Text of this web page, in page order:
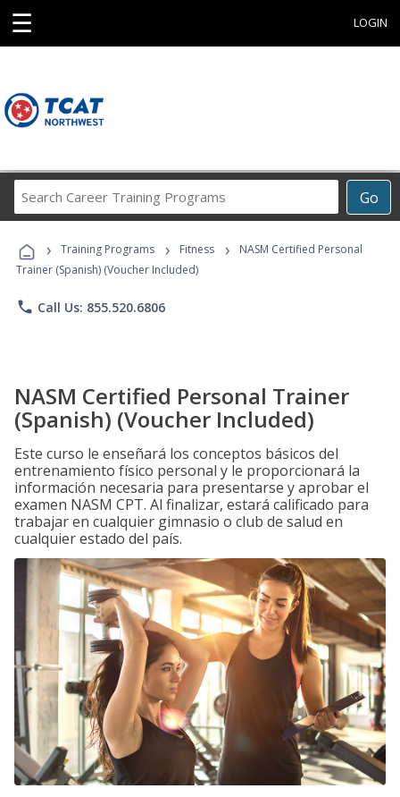
☰ LOGIN
Go
Career
Programs
› Training Programs › Fitness ›
NASM Certified Personal
Trainer (Spanish) (Voucher Included)
phone Call Us: 855.520.6806
NASM Certified Personal Trainer
(Spanish) (Voucher Included)
Este curso le enseñará los conceptos básicos del
entrenamiento físico personal y le proporcionará la
información necesaria para presentarse y aprobar el
examen NASM CPT. Al finalizar, estará calificado para
trabajar en cualquier gimnasio o club de salud en
cualquier estado del país.